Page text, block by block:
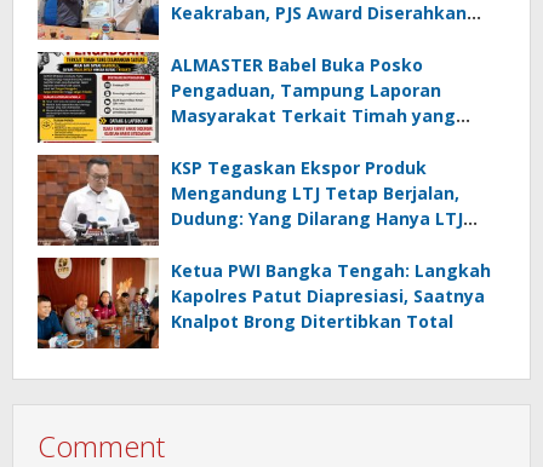
Keakraban, PJS Award Diserahkan
ALMASTER Babel Buka Posko
Pengaduan, Tampung Laporan
Masyarakat Terkait Timah yang
KSP Tegaskan Ekspor Produk
Mengandung LTJ Tetap Berjalan,
Dudung: Yang Dilarang Hanya LTJ
Ketua PWI Bangka Tengah: Langkah
Kapolres Patut Diapresiasi, Saatnya
Knalpot Brong Ditertibkan Total
Comment